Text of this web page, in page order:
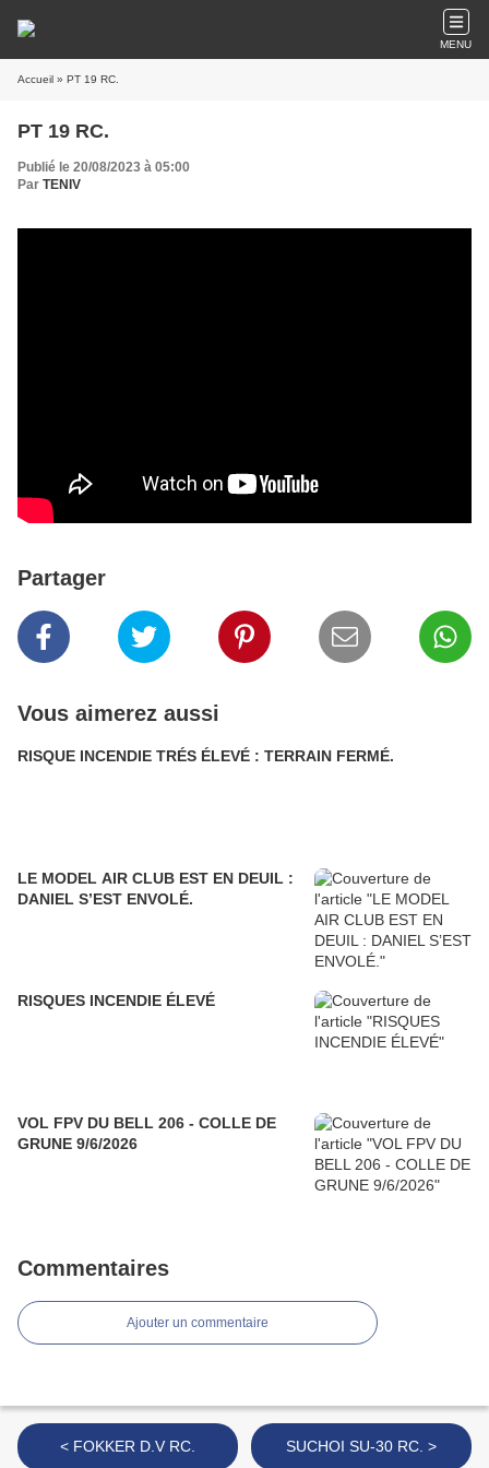
MENU
Accueil » PT 19 RC.
PT 19 RC.
Publié le 20/08/2023 à 05:00
Par TENIV
Partager
Vous aimerez aussi
RISQUE INCENDIE TRÉS ÉLEVÉ : TERRAIN FERMÉ.
LE MODEL AIR CLUB EST EN DEUIL :
DANIEL S’EST ENVOLÉ.
RISQUES INCENDIE ÉLEVÉ
VOL FPV DU BELL 206 - COLLE DE
GRUNE 9/6/2026
Commentaires
Ajouter un commentaire
< FOKKER D.V RC. SUCHOI SU-30 RC. >